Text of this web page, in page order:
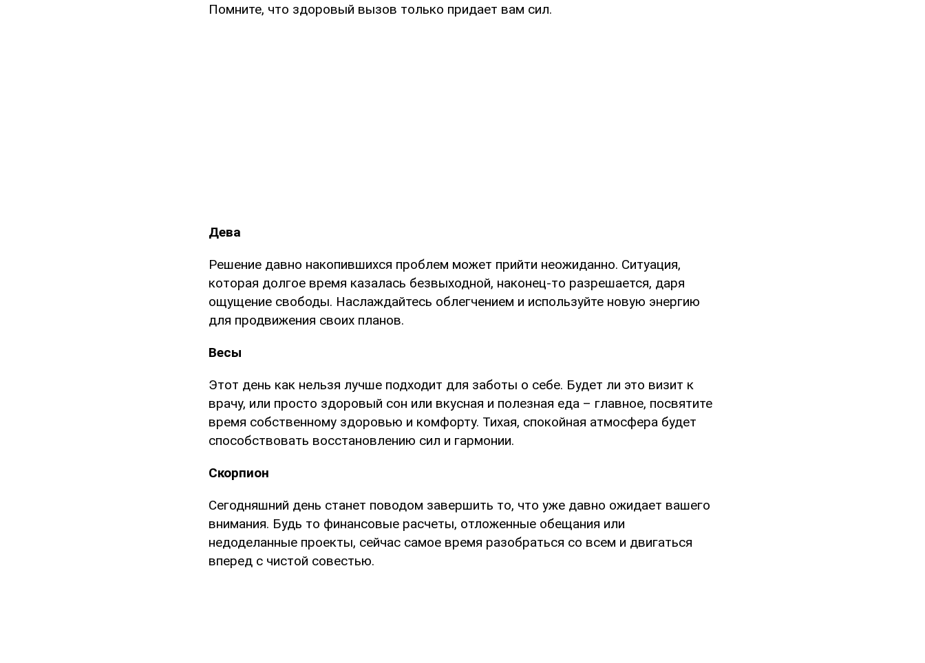
Помните, что здоровый вызов только придает вам сил.
Дева
Решение давно накопившихся проблем может прийти неожиданно. Ситуация,
которая долгое время казалась безвыходной, наконец-то разрешается, даря
ощущение свободы. Наслаждайтесь облегчением и используйте новую энергию
для продвижения своих планов.
Весы
Этот день как нельзя лучше подходит для заботы о себе. Будет ли это визит к
врачу, или просто здоровый сон или вкусная и полезная еда – главное, посвятите
время собственному здоровью и комфорту. Тихая, спокойная атмосфера будет
способствовать восстановлению сил и гармонии.
Скорпион
Сегодняшний день станет поводом завершить то, что уже давно ожидает вашего
внимания. Будь то финансовые расчеты, отложенные обещания или
недоделанные проекты, сейчас самое время разобраться со всем и двигаться
вперед с чистой совестью.